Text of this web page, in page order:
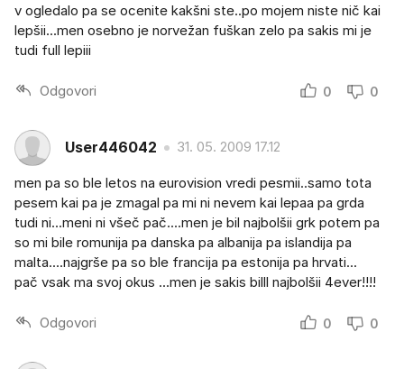
v ogledalo pa se ocenite kakšni ste..po mojem niste nič kai
lepšii...men osebno je norvežan fuškan zelo pa sakis mi je
tudi full lepiii
Odgovori 0 0
User446042 31. 05. 2009 17.12
men pa so ble letos na eurovision vredi pesmii..samo tota
pesem kai pa je zmagal pa mi ni nevem kai lepaa pa grda
tudi ni...meni ni všeč pač....men je bil najbolšii grk potem pa
so mi bile romunija pa danska pa albanija pa islandija pa
malta....najgrše pa so ble francija pa estonija pa hrvati...
pač vsak ma svoj okus ...men je sakis billl najbolšii 4ever!!!!
Odgovori 0 0